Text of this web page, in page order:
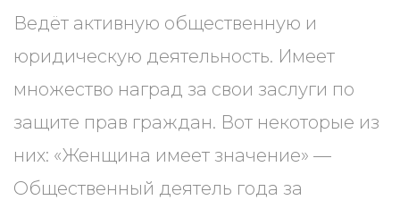
Ведёт активную общественную и
юридическую деятельность. Имеет
множество наград за свои заслуги по
защите прав граждан. Вот некоторые из
них: «Женщина имеет значение» —
Общественный деятель года за